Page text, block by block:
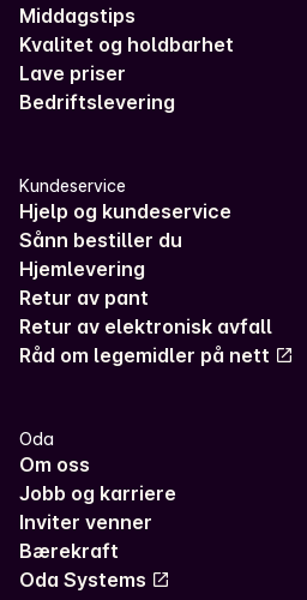
Middagstips
Kvalitet og holdbarhet
Lave priser
Bedriftslevering
Kundeservice
Hjelp og kundeservice
Sånn bestiller du
Hjemlevering
Retur av pant
Retur av elektronisk avfall
Råd om legemidler på nett
Oda
Om oss
Jobb og karriere
Inviter venner
Bærekraft
Oda Systems